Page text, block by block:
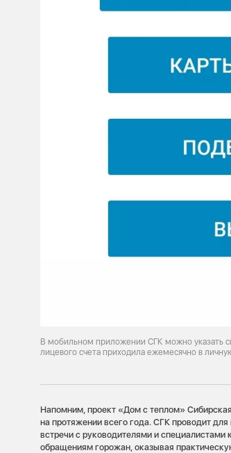
В мобильном приложении СГК можно указать
лицевого счета приходила ежемесячно в
Напомним, проект «Дом с теплом»
на протяжении всего года. СГК проводит
встречи с руководителями и специалистами
обращениям горожан, оказывая